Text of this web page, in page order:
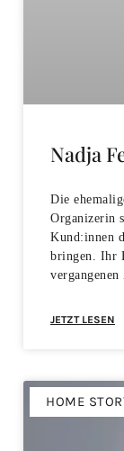
Nadja
Die
Organizerin
Kund:innen
bringen. Ihr
JETZT LESEN
HOME